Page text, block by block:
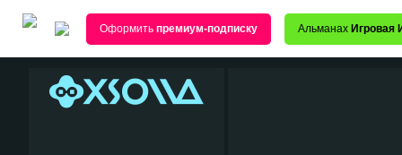
Оформить премиум-подписку Альманах Игровая